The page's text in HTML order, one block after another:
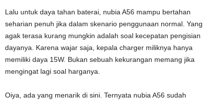
Lalu untuk daya tahan baterai, nubia A56 mampu bertahan
seharian penuh jika dalam skenario penggunaan normal. Yang
agak terasa kurang mungkin adalah soal kecepatan pengisian
dayanya. Karena wajar saja, kepala charger miliknya hanya
memiliki daya 15W. Bukan sebuah kekurangan memang jika
mengingat lagi soal harganya.
Oiya, ada yang menarik di sini. Ternyata nubia A56 sudah